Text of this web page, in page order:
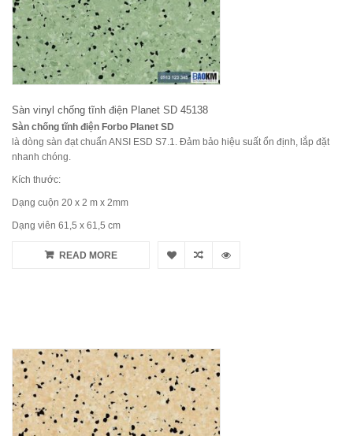
Sàn vinyl chống tĩnh điện Planet SD 45138
Sàn chống tĩnh điện Forbo Planet SD
là dòng sàn đạt chuẩn ANSI ESD S7.1. Đảm bảo hiệu suất ổn định, lắp đặt
nhanh chóng.
Kích thước:
Dạng cuộn 20 x 2 m x 2mm
Dạng viên 61,5 x 61,5 cm
READ MORE